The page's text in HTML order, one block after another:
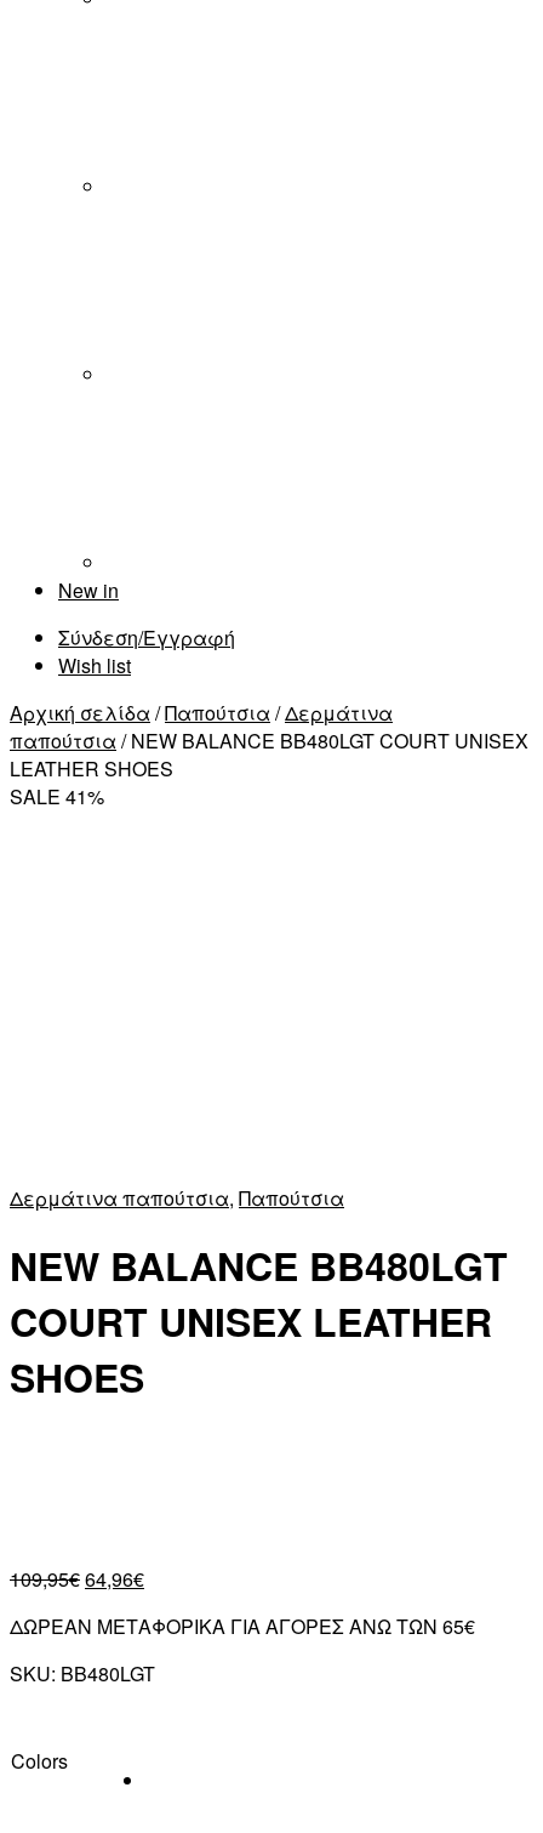
New in
Σύνδεση/Εγγραφή
Wish list
Αρχική σελίδα /Παπούτσια /Δερμάτινα
παπούτσια / NEW BALANCE BB480LGT COURT UNISEX
LEATHER SHOES
SALE 41%
Δερμάτινα παπούτσια, Παπούτσια
NEW BALANCE BB480LGT
COURT UNISEX LEATHER
SHOES
109,95€64,96€
ΔΩΡΕΑΝ ΜΕΤΑΦΟΡΙΚΑ ΓΙΑ ΑΓΟΡΕΣ ΑΝΩ ΤΩΝ 65€
SKU: BB480LGT
Colors